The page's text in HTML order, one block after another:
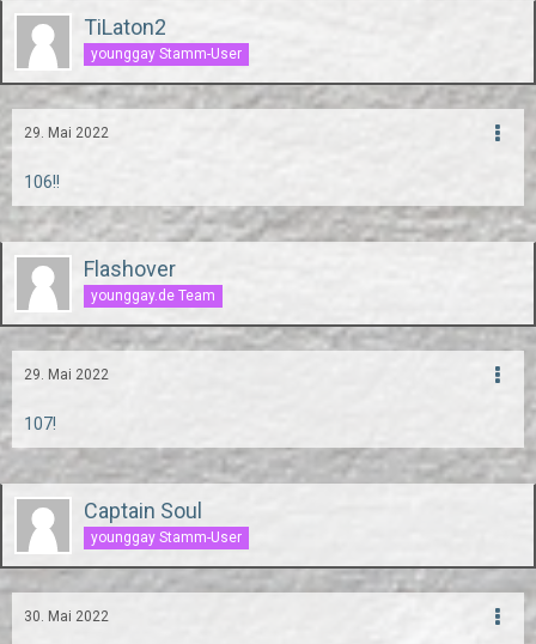
TiLaton2
younggay Stamm-User
29. Mai 2022
106!!
Flashover
younggay.de Team
29. Mai 2022
107!
Captain Soul
younggay Stamm-User
30. Mai 2022